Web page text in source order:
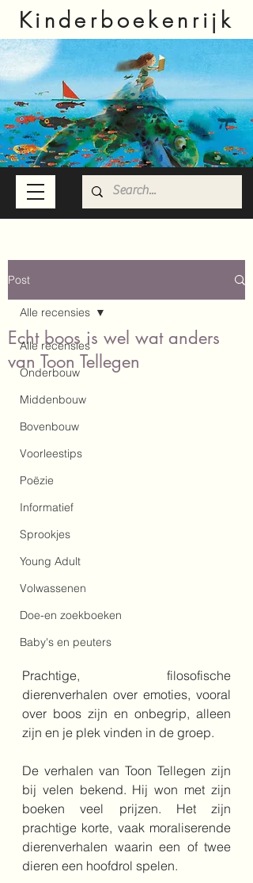
Kinderboekenrijk
Post
Alle recensies
Onderbouw
Middenbouw
Bovenbouw
Voorleestips
Poëzie
Informatief
Sprookjes
Young Adult
Volwassenen
Doe-en zoekboeken
Baby's en peuters
Alle recensies
Echt boos is wel wat anders
van Toon Tellegen
Prachtige, filosofische
dierenverhalen over emoties, vooral
over boos zijn en onbegrip, alleen
zijn en je plek vinden in de groep.
De verhalen van Toon Tellegen zijn
bij velen bekend. Hij won met zijn
boeken veel prijzen. Het zijn
prachtige korte, vaak moraliserende
dierenverhalen waarin een of twee
dieren een hoofdrol spelen.